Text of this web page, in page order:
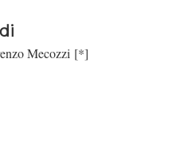
Mecozzi [*]